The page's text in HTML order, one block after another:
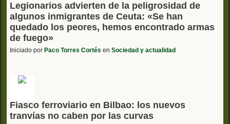
Legionarios advierten de la peligrosidad de
algunos inmigrantes de Ceuta: «Se han
quedado los peores, hemos encontrado armas
de fuego»
Iniciado por Paco Torres Cortés en Sociedad y actualidad
Fiasco ferroviario en Bilbao: los nuevos
tranvías no caben por las curvas